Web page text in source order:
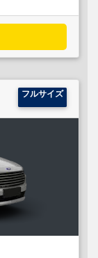
フルサイズ